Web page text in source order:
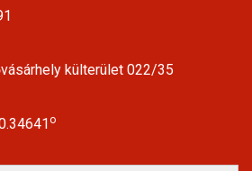
külterület 022/35
o